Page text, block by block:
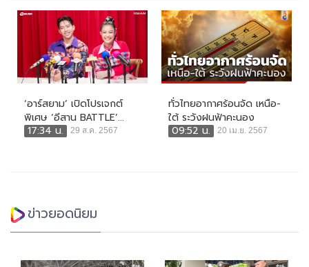
‘อาร์สยาม’ เปิดโปรเจกต์
พิเศษ ‘อีสาน BATTLE’...
17:34 น.
29 ส.ค. 2567
ทั่วไทยอากาศร้อนจัด เหนือ-
ใต้ ระวังฝนฟ้าคะนอง
09:52 น.
20 เม.ย. 2567
ข่าวยอดนิยม